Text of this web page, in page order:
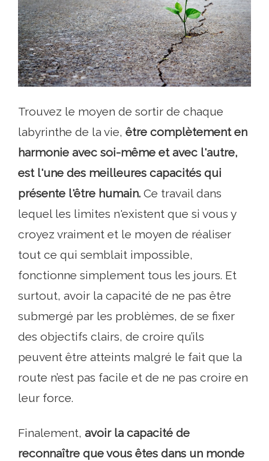
Trouvez le moyen de sortir de chaque
labyrinthe de la vie, être complètement en
harmonie avec soi-même et avec l'autre,
est l'une des meilleures capacités qui
présente l'être humain. Ce travail dans
lequel les limites n'existent que si vous y
croyez vraiment et le moyen de réaliser
tout ce qui semblait impossible,
fonctionne simplement tous les jours. Et
surtout, avoir la capacité de ne pas être
submergé par les problèmes, de se fixer
des objectifs clairs, de croire qu’ils
peuvent être atteints malgré le fait que la
route n’est pas facile et de ne pas croire en
leur force.
Finalement, avoir la capacité de
reconnaître que vous êtes dans un monde